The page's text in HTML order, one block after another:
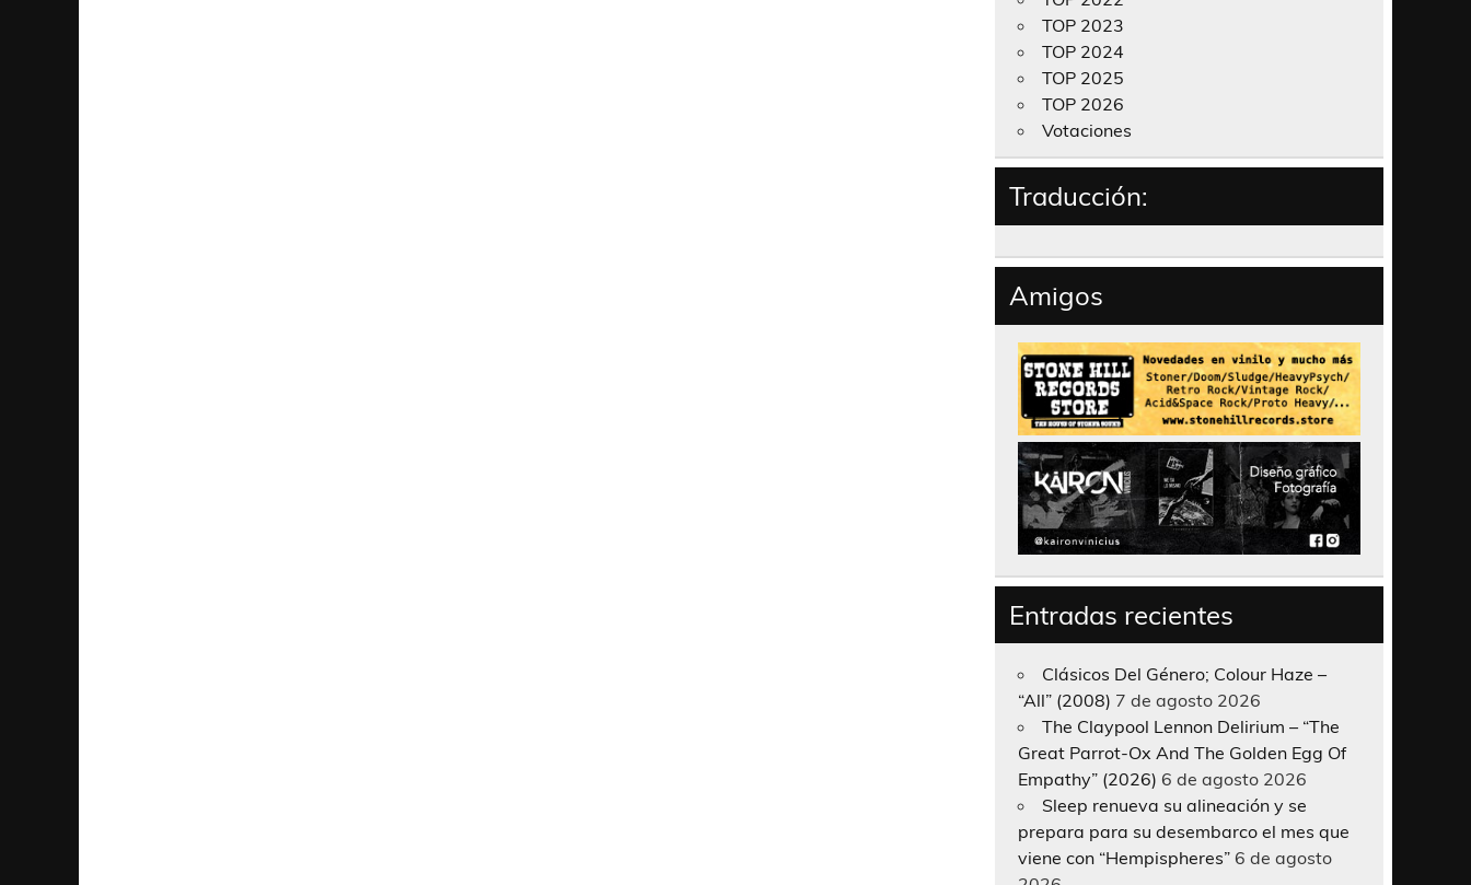
TOP 2023
TOP 2024
TOP 2025
TOP 2026
Votaciones
Traducción:
Amigos
Entradas recientes
Clásicos Del Género; Colour Haze –
“All” (2008) 7 de agosto 2026
The Claypool Lennon Delirium – “The
Great Parrot-Ox And The Golden Egg Of
Empathy” (2026) 6 de agosto 2026
Sleep renueva su alineación y se
prepara para su desembarco el mes que
viene con “Hempispheres” 6 de agosto